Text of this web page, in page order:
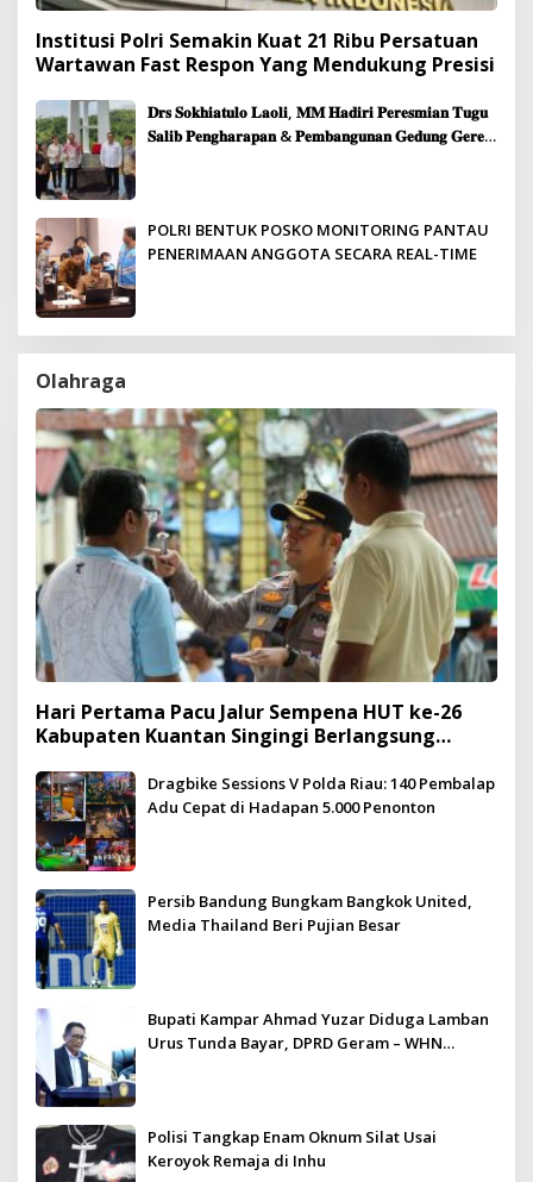
Institusi Polri Semakin Kuat 21 Ribu Persatuan
Wartawan Fast Respon Yang Mendukung Presisi
𝐃𝐫𝐬 𝐒𝐨𝐤𝐡𝐢𝐚𝐭𝐮𝐥𝐨 𝐋𝐚𝐨𝐥𝐢, 𝐌𝐌 𝐇𝐚𝐝𝐢𝐫𝐢 𝐏𝐞𝐫𝐞𝐬𝐦𝐢𝐚𝐧 𝐓𝐮𝐠𝐮
𝐒𝐚𝐥𝐢𝐛 𝐏𝐞𝐧𝐠𝐡𝐚𝐫𝐚𝐩𝐚𝐧 & 𝐏𝐞𝐦𝐛𝐚𝐧𝐠𝐮𝐧𝐚𝐧 𝐆𝐞𝐝𝐮𝐧𝐠 𝐆𝐞𝐫𝐞𝐣𝐚
POLRI BENTUK POSKO MONITORING PANTAU
PENERIMAAN ANGGOTA SECARA REAL-TIME
Olahraga
Hari Pertama Pacu Jalur Sempena HUT ke-26
Kabupaten Kuantan Singingi Berlangsung
Dragbike Sessions V Polda Riau: 140 Pembalap
Adu Cepat di Hadapan 5.000 Penonton
Persib Bandung Bungkam Bangkok United,
Media Thailand Beri Pujian Besar
Bupati Kampar Ahmad Yuzar Diduga Lamban
Urus Tunda Bayar, DPRD Geram – WHN
Polisi Tangkap Enam Oknum Silat Usai
Keroyok Remaja di Inhu